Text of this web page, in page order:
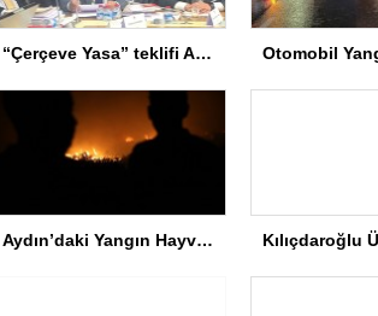
“Çerçeve Yasa” teklifi Adalet Komisyonu’nda… YENİ Partili Tanrıkulu: Bir insana ‘Silahını bırak, ülkene dön, siyasal ve toplumsal hayata katıl’ diyorsanız, o insan kapıdan içeri girdiğinde başına ne geleceğini bilmelidir
Aydın’daki Yangın Hayvan Tahliyesine Sebep Oldu